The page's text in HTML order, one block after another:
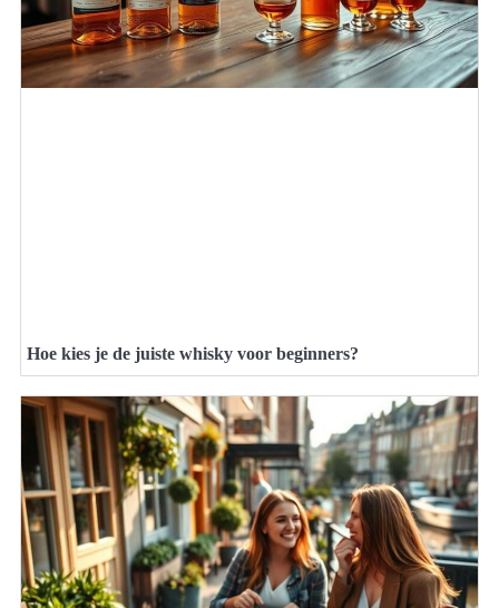
Hoe kies je de juiste whisky voor beginners?